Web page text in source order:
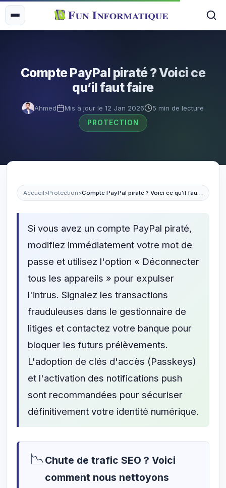
Compte PayPal piraté ? Voici ce
qu’il faut faire
Ahmed Mis à jour le 12 Jan 2026
5 min de lecture
PROTECTION
Accueil>Protection> Compte PayPal piraté ? Voici ce qu’il faut faire
Si vous avez un compte PayPal piraté,
modifiez immédiatement votre mot de
passe et utilisez l'option « Déconnecter
tous les appareils » pour expulser
l'intrus. Signalez les transactions
frauduleuses dans le gestionnaire de
litiges et contactez votre banque pour
bloquer les futurs prélèvements.
L'adoption de clés d'accès (Passkeys)
et l'activation des notifications push
sont recommandées pour sécuriser
définitivement votre identité numérique.
📉Chute de trafic SEO ? Voici
comment nous nettoyons